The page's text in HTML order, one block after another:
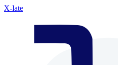
X-late